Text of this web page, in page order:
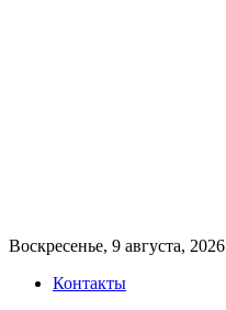
Воскресенье, 9 августа, 2026
Контакты